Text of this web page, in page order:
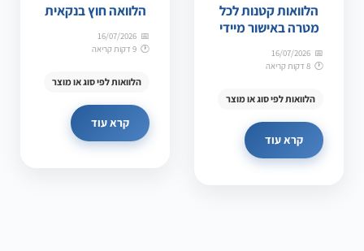
הלוואות קטנות לכל
מטרה באישור מיידי
16/07/2026
8 דקות קריאה
הלוואות לפי סוג או מוצר
קרא עוד
הלוואה חוץ בנקאית
16/07/2026
9 דקות קריאה
הלוואות לפי סוג או מוצר
קרא עוד